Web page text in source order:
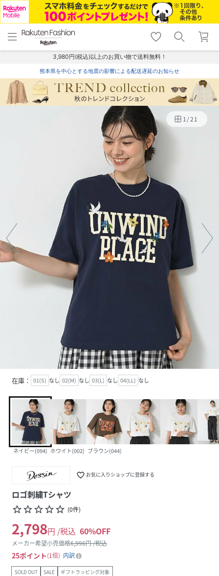
menu home
トップ
shopping_cart lock_outline
ログイン
3,980円(税込)以上のお買い物で送料無料！
熊本県を中心とする地震の影響による配送遅延のお知らせ
1/21
在庫： 01(S) なし 02(M) なし 03(L) なし 04(LL) なし
ネイビー(094) ホワイト(002) ブラウン(044)
favorite_border お気に入りショップに登録する
ロゴ刺繍Tシャツ
star_borderstar_borderstar_borderstar_borderstar_border (0件)
2,798円 /税込 60%OFF
メーカー希望小売価格6,996円 /税込
25ポイント 1倍 内訳
SOLD OUT SALE ギフトラッピング対象